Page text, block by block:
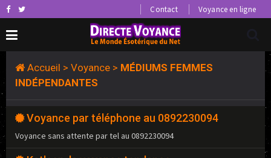
Contact Voyance en ligne
Accueil > Voyance > MÉDIUMS FEMMES
INDÉPENDANTES
Voyance par téléphone au 0892230094
Voyance sans attente par tel au 0892230094